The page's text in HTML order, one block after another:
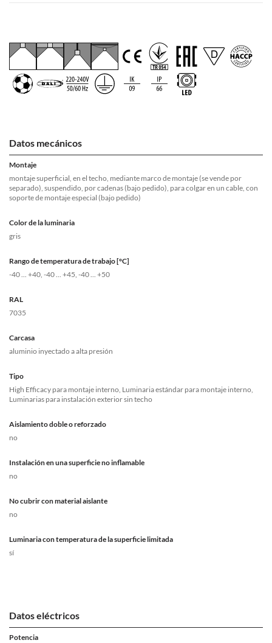
Datos mecánicos
Montaje
montaje superficial, en el techo, mediante marco de montaje (se vende por
separado), suspendido, por cadenas (bajo pedido), para colgar en un cable, con
soporte de montaje especial (bajo pedido)
Color de la luminaria
gris
Rango de temperatura de trabajo [°C]
-40 ... +40, -40 ... +45, -40 ... +50
RAL
7035
Carcasa
aluminio inyectado a alta presión
Tipo
High Efficacy para montaje interno, Luminaria estándar para montaje interno,
Luminarias para instalación exterior sin techo
Aislamiento doble o reforzado
no
Instalación en una superficie no inflamable
no
No cubrir con material aislante
no
Luminaria con temperatura de la superficie limitada
sí
Datos eléctricos
Potencia